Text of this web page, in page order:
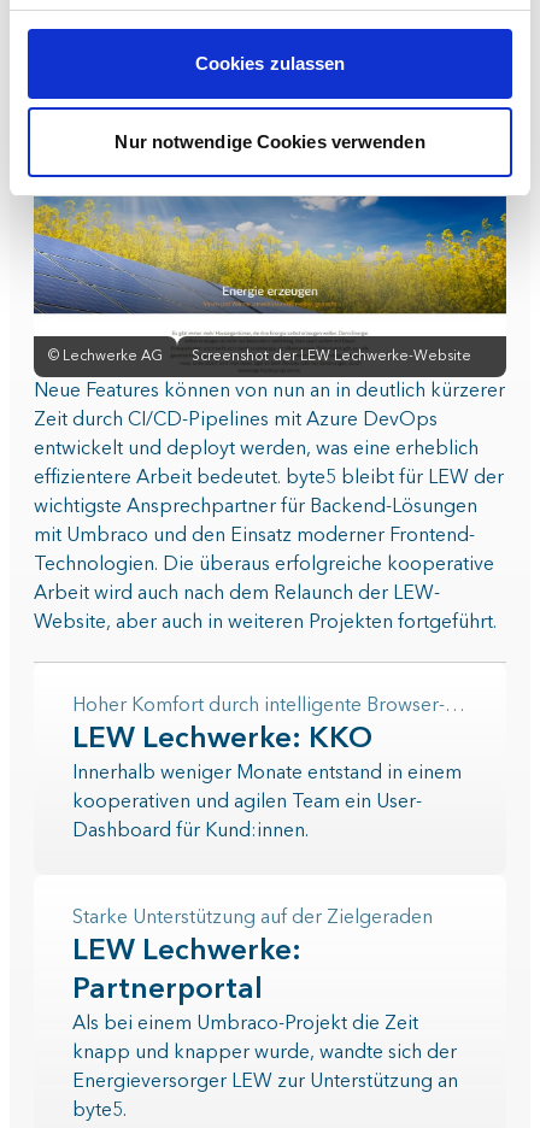
Cookies zulassen
Nur notwendige Cookies verwenden
hinaus fanden im Frontend auch MVC-Views
Verwendung. Die Redakteure der LEW profitieren
Grid-Editoren in Umbraco, die die tägliche Arbeit
enorm erleichtern.
© Lechwerke AG Screenshot der LEW Lechwerke-Website
Neue Features können von nun an in deutlich kürzerer
Zeit durch CI/CD-Pipelines mit Azure DevOps
entwickelt und deployt werden, was eine erheblich
effizientere Arbeit bedeutet. byte5 bleibt für LEW der
wichtigste Ansprechpartner für Backend-Lösungen
mit Umbraco und den Einsatz moderner Frontend-
Technologien. Die überaus erfolgreiche kooperative
Arbeit wird auch nach dem Relaunch der LEW-
Website, aber auch in weiteren Projekten fortgeführt.
Hoher Komfort durch intelligente Browser-Anwendung
LEW Lechwerke: KKO
Innerhalb weniger Monate entstand in einem
kooperativen und agilen Team ein User-
Dashboard für Kund:innen.
Starke Unterstützung auf der Zielgeraden
LEW Lechwerke:
Partnerportal
Als bei einem Umbraco-Projekt die Zeit
knapp und knapper wurde, wandte sich der
Energieversorger LEW zur Unterstützung an
byte5.